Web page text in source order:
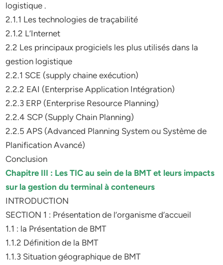
logistique .
2.1.1 Les technologies de traçabilité
2.1.2 L’Internet
2.2 Les principaux progiciels les plus utilisés dans la
gestion logistique
2.2.1 SCE (supply chaine exécution)
2.2.2 EAI (Enterprise Application Intégration)
2.2.3 ERP (Enterprise Resource Planning)
2.2.4 SCP (Supply Chain Planning)
2.2.5 APS (Advanced Planning System ou Système de
Planification Avancé)
Conclusion
Chapitre III : Les TIC au sein de la BMT et leurs impacts
sur la gestion du terminal à conteneurs
INTRODUCTION
SECTION 1 : Présentation de l’organisme d’accueil
1.1 : la Présentation de BMT
1.1.2 Définition de la BMT
1.1.3 Situation géographique de BMT